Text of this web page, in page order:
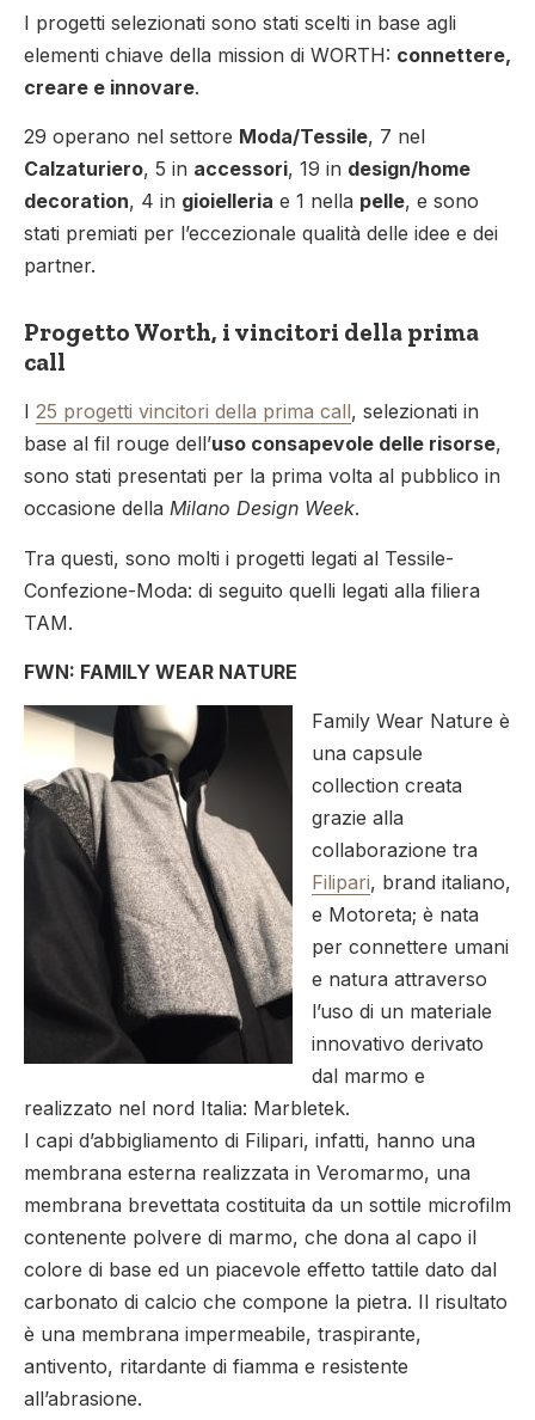
I progetti selezionati sono stati scelti in base agli
elementi chiave della mission di WORTH: connettere,
creare e innovare.
29 operano nel settore Moda/Tessile, 7 nel
Calzaturiero, 5 in accessori, 19 in design/home
decoration, 4 in gioielleria e 1 nella pelle, e sono
stati premiati per l’eccezionale qualità delle idee e dei
partner.
Progetto Worth, i vincitori della prima
call
I 25 progetti vincitori della prima call, selezionati in
base al fil rouge dell’uso consapevole delle risorse,
sono stati presentati per la prima volta al pubblico in
occasione della Milano Design Week.
Tra questi, sono molti i progetti legati al Tessile-
Confezione-Moda: di seguito quelli legati alla filiera
TAM.
FWN: FAMILY WEAR NATURE
Family Wear Nature è
una capsule
collection creata
grazie alla
collaborazione tra
Filipari, brand italiano,
e Motoreta; è nata
per connettere umani
e natura attraverso
l’uso di un materiale
innovativo derivato
dal marmo e
realizzato nel nord Italia: Marbletek.
I capi d’abbigliamento di Filipari, infatti, hanno una
membrana esterna realizzata in Veromarmo, una
membrana brevettata costituita da un sottile microfilm
contenente polvere di marmo, che dona al capo il
colore di base ed un piacevole effetto tattile dato dal
carbonato di calcio che compone la pietra. Il risultato
è una membrana impermeabile, traspirante,
antivento, ritardante di fiamma e resistente
all’abrasione.